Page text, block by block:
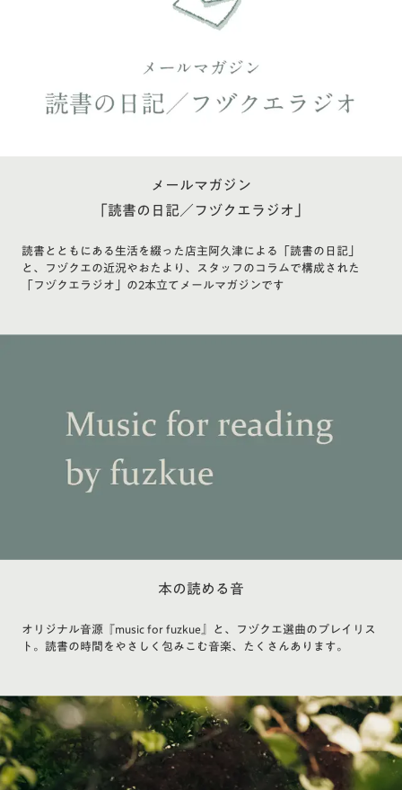
メールマガジン
「読書の日記／フヅクエラジオ」
読書とともにある生活を綴った店主阿久津による「読書の日記」
と、フヅクエの近況やおたより、スタッフのコラムで構成された
「フヅクエラジオ」の2本立てメールマガジンです
本の読める音
オリジナル音源『music for fuzkue』と、フヅクエ選曲のプレイリス
ト。読書の時間をやさしく包みこむ音楽、たくさんあります。